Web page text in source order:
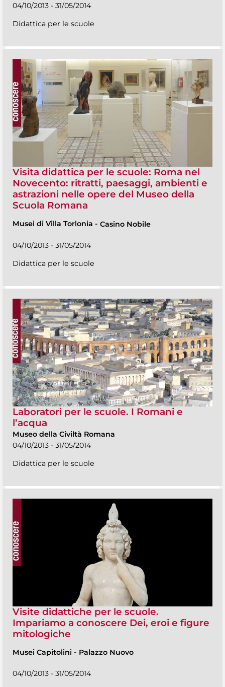
04/10/2013 - 31/05/2014
Didattica per le scuole
Visita didattica per le scuole: Roma nel
Novecento: ritratti, paesaggi, ambienti e
astrazioni nelle opere del Museo della
Scuola Romana
Musei di Villa Torlonia - Casino Nobile
04/10/2013 - 31/05/2014
Didattica per le scuole
Laboratori per le scuole. I Romani e
l’acqua
Museo della Civiltà Romana
04/10/2013 - 31/05/2014
Didattica per le scuole
Visite didattiche per le scuole.
Impariamo a conoscere Dei, eroi e figure
mitologiche
Musei Capitolini - Palazzo Nuovo
04/10/2013 - 31/05/2014